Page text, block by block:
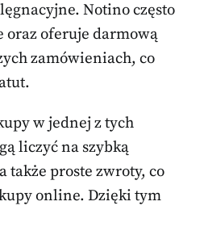
Notino często
oraz oferuje darmową
zamówieniach, co
w jednej z tych
liczyć na szybką
także proste zwroty, co
online. Dzięki tym